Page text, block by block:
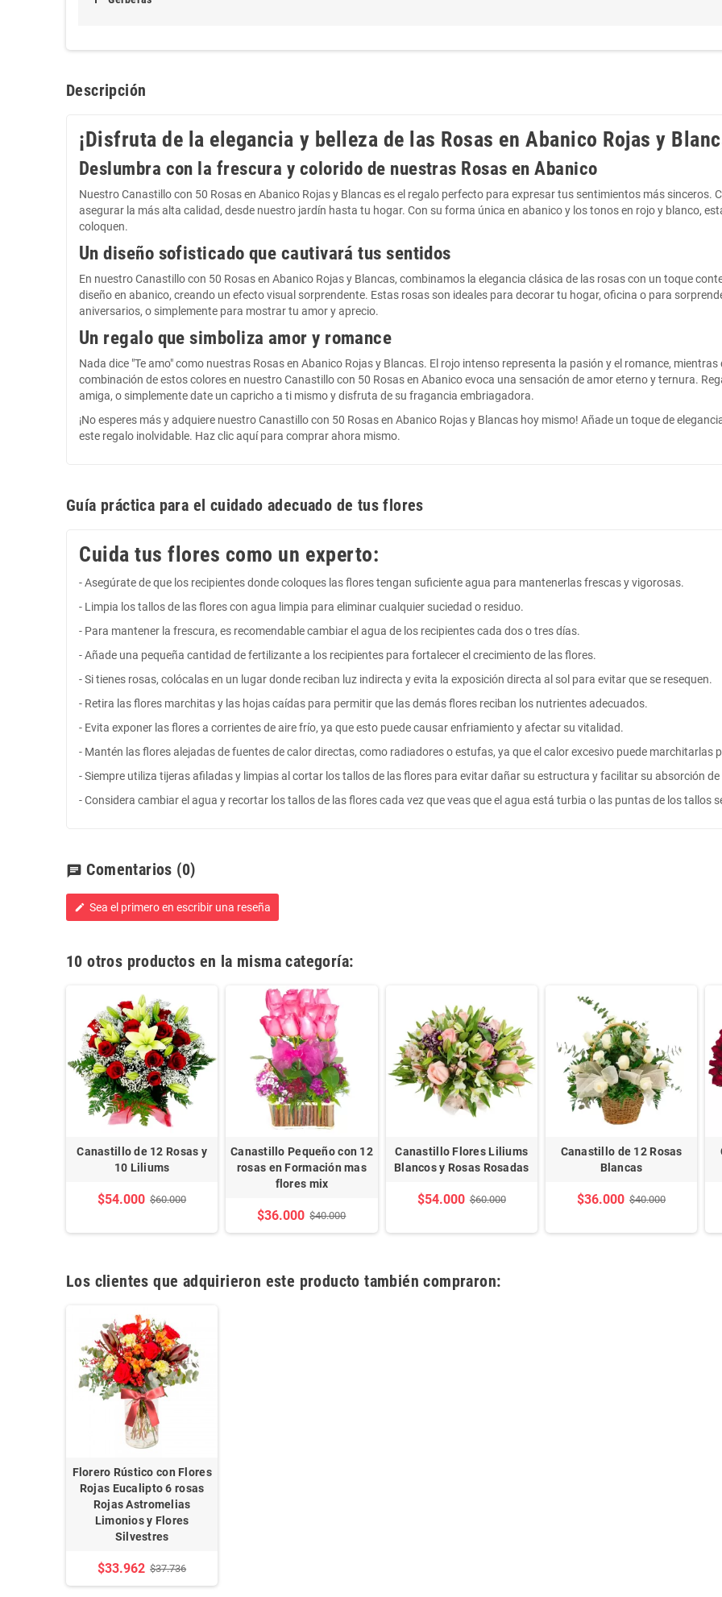
Descripción
¡Disfruta de la elegancia y belleza de las Rosas en Abanico Rojas y
Deslumbra con la frescura y colorido de nuestras Rosas en Abanico
Nuestro Canastillo con 50 Rosas en Abanico Rojas y Blancas es el regalo perfecto para expresar tus sentimientos más
asegurar la más alta calidad, desde nuestro jardín hasta tu hogar. Con su forma única en abanico y los tonos en rojo y blanco,
coloquen.
Un diseño sofisticado que cautivará tus sentidos
En nuestro Canastillo con 50 Rosas en Abanico Rojas y Blancas, combinamos la elegancia clásica de las rosas con un toque
diseño en abanico, creando un efecto visual sorprendente. Estas rosas son ideales para decorar tu hogar, oficina o para
aniversarios, o simplemente para mostrar tu amor y aprecio.
Un regalo que simboliza amor y romance
Nada dice "Te amo" como nuestras Rosas en Abanico Rojas y Blancas. El rojo intenso representa la pasión y el romance,
combinación de estos colores en nuestro Canastillo con 50 Rosas en Abanico evoca una sensación de amor eterno y ternura.
amiga, o simplemente date un capricho a ti mismo y disfruta de su fragancia embriagadora.
¡No esperes más y adquiere nuestro Canastillo con 50 Rosas en Abanico Rojas y Blancas hoy mismo! Añade un toque de
este regalo inolvidable. Haz clic aquí para comprar ahora mismo.
Guía práctica para el cuidado adecuado de tus flores
Cuida tus flores como un experto:
- Asegúrate de que los recipientes donde coloques las flores tengan suficiente agua para mantenerlas frescas y vigorosas.
- Limpia los tallos de las flores con agua limpia para eliminar cualquier suciedad o residuo.
- Para mantener la frescura, es recomendable cambiar el agua de los recipientes cada dos o tres días.
- Añade una pequeña cantidad de fertilizante a los recipientes para fortalecer el crecimiento de las flores.
- Si tienes rosas, colócalas en un lugar donde reciban luz indirecta y evita la exposición directa al sol para evitar que se resequen.
- Retira las flores marchitas y las hojas caídas para permitir que las demás flores reciban los nutrientes adecuados.
- Evita exponer las flores a corrientes de aire frío, ya que esto puede causar enfriamiento y afectar su vitalidad.
- Mantén las flores alejadas de fuentes de calor directas, como radiadores o estufas, ya que el calor excesivo puede marchitarlas
- Siempre utiliza tijeras afiladas y limpias al cortar los tallos de las flores para evitar dañar su estructura y facilitar su absorción
- Considera cambiar el agua y recortar los tallos de las flores cada vez que veas que el agua está turbia o las puntas de los tallos
chat Comentarios (0)
edit Sea el primero en escribir una reseña
10 otros productos en la misma categoría:
Canastillo de 12 Rosas y
10 Liliums
$54.000 $60.000
Canastillo Pequeño con 12
rosas en Formación mas
flores mix
$36.000 $40.000
Canastillo Flores Liliums
Blancos y Rosas Rosadas
$54.000 $60.000
Canastillo de 12 Rosas
Blancas
$36.000 $40.000
Los clientes que adquirieron este producto también compraron:
Florero Rústico con Flores
Rojas Eucalipto 6 rosas
Rojas Astromelias
Limonios y Flores
Silvestres
$33.962 $37.736